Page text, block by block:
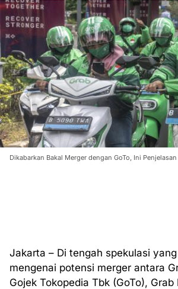
Dikabarkan Bakal Merger dengan GoTo, Ini
Jakarta – Di tengah spekulasi
mengenai potensi merger antara
Gojek Tokopedia Tbk (GoTo), Grab